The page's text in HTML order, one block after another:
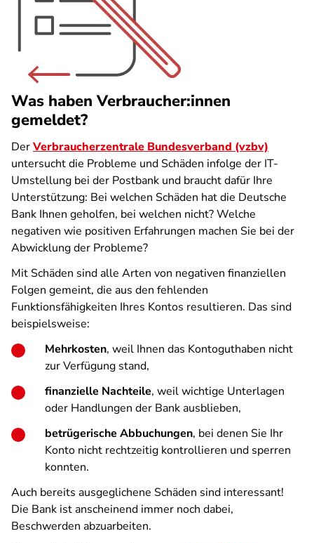
Was haben Verbraucher:innen
gemeldet?
DerVerbraucherzentrale Bundesverband (vzbv)
untersucht die Probleme und Schäden infolge der IT-
Umstellung bei der Postbank und braucht dafür Ihre
Unterstützung: Bei welchen Schäden hat die Deutsche
Bank Ihnen geholfen, bei welchen nicht? Welche
negativen wie positiven Erfahrungen machen Sie bei der
Abwicklung der Probleme?
Mit Schäden sind alle Arten von negativen finanziellen
Folgen gemeint, die aus den fehlenden
Funktionsfähigkeiten Ihres Kontos resultieren. Das sind
beispielsweise:
Mehrkosten, weil Ihnen das Kontoguthaben nicht
zur Verfügung stand,
finanzielle Nachteile, weil wichtige Unterlagen
oder Handlungen der Bank ausblieben,
betrügerische Abbuchungen, bei denen Sie Ihr
Konto nicht rechtzeitig kontrollieren und sperren
konnten.
Auch bereits ausgeglichene Schäden sind interessant!
Die Bank ist anscheinend immer noch dabei,
Beschwerden abzuarbeiten.